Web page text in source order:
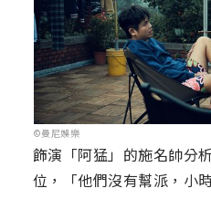
©曼尼娛樂
飾演「阿猛」的施名帥分
位，「他們沒有幫派，小